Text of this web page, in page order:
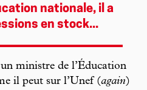
nationale, il a
en stock...
ministre de l’Éducation
il peut sur l’Unef (again)